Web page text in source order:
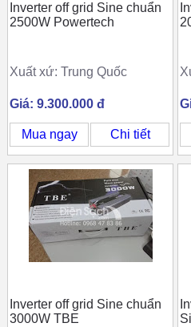
Inverter off grid Sine chuẩn
2500W Powertech
Xuất xứ: Trung Quốc
Giá: 9.300.000 đ
Mua ngay Chi tiết
Inverter off grid Sine chuẩn
3000W TBE